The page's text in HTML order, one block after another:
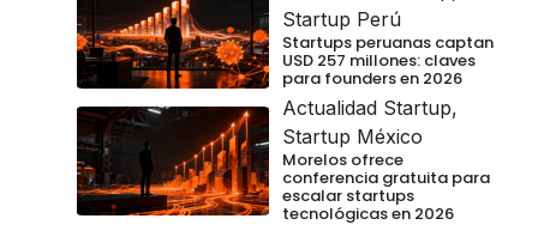
Startup Perú
Startups peruanas captan
USD 257 millones: claves
para founders en 2026
Actualidad Startup,
Startup México
Morelos ofrece
conferencia gratuita para
escalar startups
tecnológicas en 2026